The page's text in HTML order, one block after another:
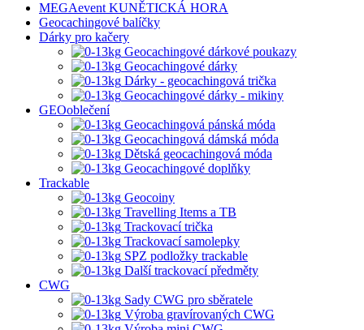
MEGAevent KUNĚTICKÁ HORA
Geocachingové balíčky
Dárky pro kačery
Geocachingové dárkové poukazy
Geocachingové dárky
Dárky - geocachingová trička
Geocachingové dárky - mikiny
GEOoblečení
Geocachingová pánská móda
Geocachingová dámská móda
Dětská geocachingová móda
Geocachingové doplňky
Trackable
Geocoiny
Travelling Items a TB
Trackovací trička
Trackovací samolepky
SPZ podložky trackable
Další trackovací předměty
CWG
Sady CWG pro sběratele
Výroba gravírovaných CWG